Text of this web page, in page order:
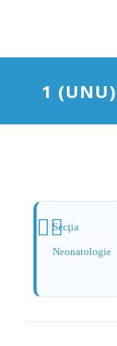
1
Secţia
Neonatologie